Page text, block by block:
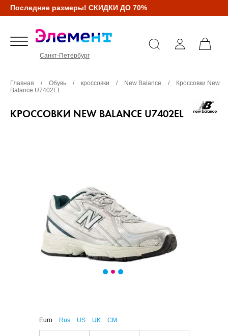
Последние размеры! СКИДКИ ДО 70%
Санкт-Петербург
Главная / Обувь / кроссовки / New Balance /
Кроссовки New
Balance U7402EL
КРОССОВКИ NEW BALANCE U7402EL
Euro Rus US UK CM